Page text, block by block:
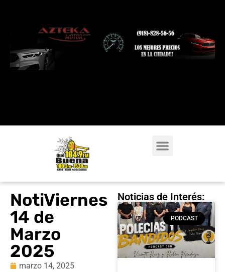
NotiViernes
14 de
Marzo
2025
marzo 14, 2025
Noticias de Interés:
PODCAST